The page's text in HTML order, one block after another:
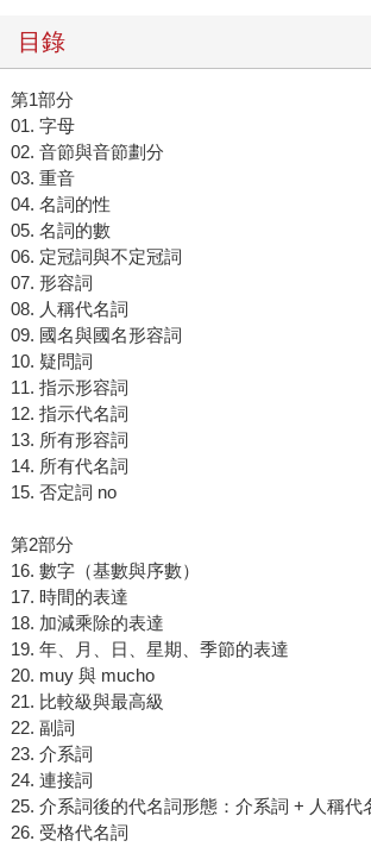
目錄
第1部分
01. 字母
02. 音節與音節劃分
03. 重音
04. 名詞的性
05. 名詞的數
06. 定冠詞與不定冠詞
07. 形容詞
08. 人稱代名詞
09. 國名與國名形容詞
10. 疑問詞
11. 指示形容詞
12. 指示代名詞
13. 所有形容詞
14. 所有代名詞
15. 否定詞 no
第2部分
16. 數字（基數與序數）
17. 時間的表達
18. 加減乘除的表達
19. 年、月、日、星期、季節的表達
20. muy 與 mucho
21. 比較級與最高級
22. 副詞
23. 介系詞
24. 連接詞
25. 介系詞後的代名詞形態：介系詞 + 人稱代
26. 受格代名詞